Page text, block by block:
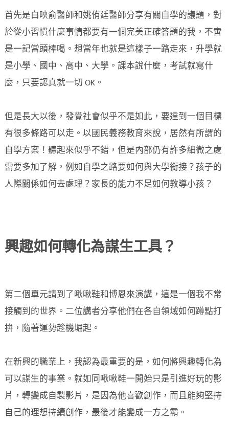
首先是白映俞醫師和姚侑廷醫師分享有關自學的議題，對
於從小習慣什麼事情都要有一個完美正確答題的我，不啻
是一記當頭棒喝。想當年也就是這樣子一路走來，升學就
是小學、國中、高中、大學。課本說什麼，考試就寫什
麼，只要認真就一切 OK。
但是長大以後，發覺社會似乎不是如此，要達到一個目標
有很多條路可以走。以國民義務教育來說，居然有所謂的
自學方案！聽起來似乎不錯，但是內部仍有許多細微之處
需要多加了解，例如自學之路要如何與大學銜接？孩子的
人際關係如何去處理？家長的能力不足如何教導小孩？
興趣如何轉化為謀生工具？
第二個單元請到了啾啾鞋和博恩來演講，這是一個我不常
接觸到的世界。二位講者分享他們在各自領域如何蹲點打
拚，隨著運勢趁機堀起。
在新興的職業上，我認為最重要的是，如何將興趣轉化為
可以謀生的事業。就如同啾啾鞋一開始只是引進好玩的影
片，轉變成自製影片，是因為他喜歡創作，而且能夠堅持
自己的理想持續創作，最後才能變成一方之霸。